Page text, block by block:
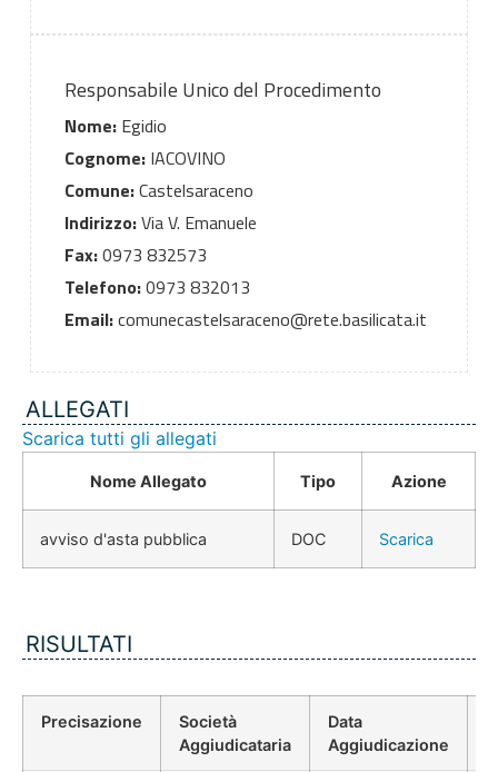
Responsabile Unico del Procedimento
Nome:Egidio
Cognome:IACOVINO
Comune:Castelsaraceno
Indirizzo:Via V. Emanuele
Fax:0973 832573
Telefono:0973 832013
Email:comunecastelsaraceno@rete.basilicata.it
ALLEGATI
Scarica tutti gli allegati
Nome Allegato Tipo Azione
avviso d'asta pubblica DOC Scarica
RISULTATI
Precisazione
Società
Aggiudicataria
Data
Aggiudicazione